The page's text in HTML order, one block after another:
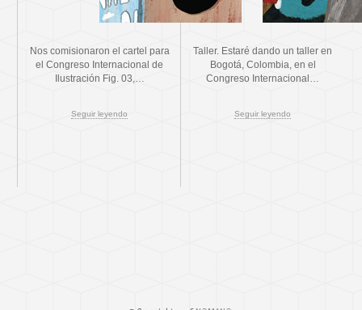
Nos comisionaron el cartel para
el Congreso Internacional de
Ilustración Fig. 03,…
Seguir leyendo
Taller. Estaré dando un taller en
Bogotá, Colombia, en el
Congreso Internacional…
Seguir leyendo